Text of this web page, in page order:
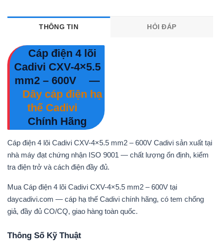
THÔNG TIN HỎI ĐÁP
Cáp điện 4 lõi
Cadivi CXV-4×5.5
mm2 – 600V
—
Dây cáp điện hạ
thế Cadivi
Chính Hãng
Cáp điện 4 lõi Cadivi CXV-4×5.5 mm2 – 600V Cadivi sản xuất tại
nhà máy đạt chứng nhận ISO 9001 — chất lượng ổn định, kiểm
tra điện trở và cách điện đầy đủ.
Mua Cáp điện 4 lõi Cadivi CXV-4×5.5 mm2 – 600V tại
daycadivi.com — cáp hạ thế Cadivi chính hãng, có tem chống
giả, đầy đủ CO/CQ, giao hàng toàn quốc.
Thông Số Kỹ Thuật